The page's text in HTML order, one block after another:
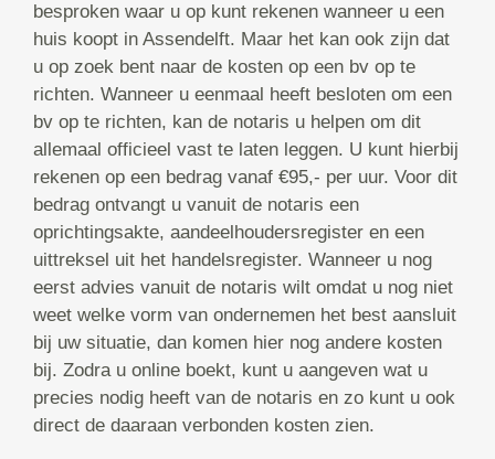
besproken waar u op kunt rekenen wanneer u een
huis koopt in Assendelft. Maar het kan ook zijn dat
u op zoek bent naar de kosten op een bv op te
richten. Wanneer u eenmaal heeft besloten om een
bv op te richten, kan de notaris u helpen om dit
allemaal officieel vast te laten leggen. U kunt hierbij
rekenen op een bedrag vanaf €95,- per uur. Voor dit
bedrag ontvangt u vanuit de notaris een
oprichtingsakte, aandeelhoudersregister en een
uittreksel uit het handelsregister. Wanneer u nog
eerst advies vanuit de notaris wilt omdat u nog niet
weet welke vorm van ondernemen het best aansluit
bij uw situatie, dan komen hier nog andere kosten
bij. Zodra u online boekt, kunt u aangeven wat u
precies nodig heeft van de notaris en zo kunt u ook
direct de daaraan verbonden kosten zien.